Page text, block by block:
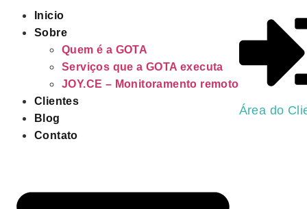
Inicio
Sobre
Quem é a GOTA
Serviços que a GOTA executa
JOY.CE – Monitoramento remoto
Clientes
Blog
Contato
Área do